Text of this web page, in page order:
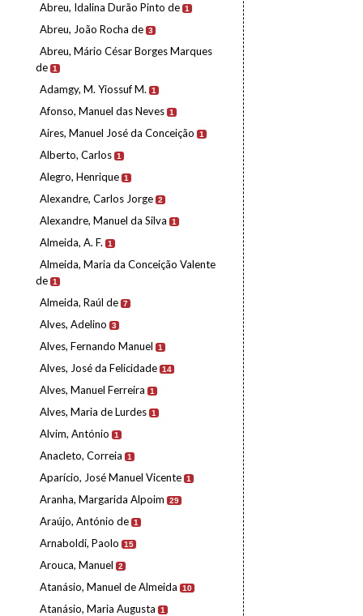
Abreu, Idalina Durão Pinto de 1
Abreu, João Rocha de 3
Abreu, Mário César Borges Marques
de 1
Adamgy, M. Yiossuf M. 1
Afonso, Manuel das Neves 1
Aires, Manuel José da Conceição 1
Alberto, Carlos 1
Alegro, Henrique 1
Alexandre, Carlos Jorge 2
Alexandre, Manuel da Silva 1
Almeida, A. F. 1
Almeida, Maria da Conceição Valente
de 1
Almeida, Raúl de 7
Alves, Adelino 3
Alves, Fernando Manuel 1
Alves, José da Felicidade 14
Alves, Manuel Ferreira 1
Alves, Maria de Lurdes 1
Alvim, António 1
Anacleto, Correia 1
Aparício, José Manuel Vicente 1
Aranha, Margarida Alpoim 29
Araújo, António de 1
Arnaboldi, Paolo 15
Arouca, Manuel 2
Atanásio, Manuel de Almeida 10
Atanásio, Maria Augusta 1